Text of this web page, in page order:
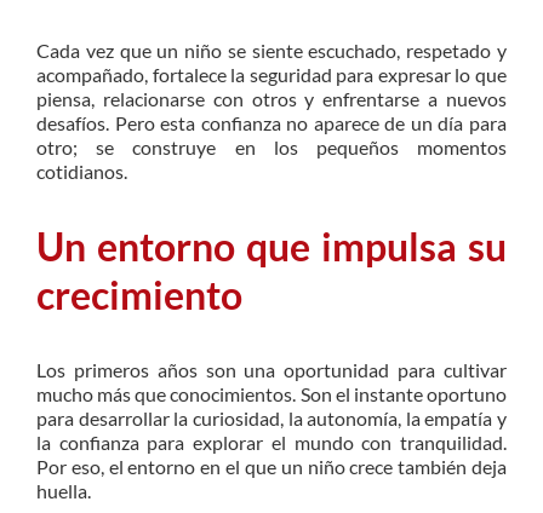
Cada vez que un niño se siente escuchado, respetado y
acompañado, fortalece la seguridad para expresar lo que
piensa, relacionarse con otros y enfrentarse a nuevos
desafíos. Pero esta confianza no aparece de un día para
otro; se construye en los pequeños momentos
cotidianos.
Un entorno que impulsa su
crecimiento
Los primeros años son una oportunidad para cultivar
mucho más que conocimientos. Son el instante oportuno
para desarrollar la curiosidad, la autonomía, la empatía y
la confianza para explorar el mundo con tranquilidad.
Por eso, el entorno en el que un niño crece también deja
huella.